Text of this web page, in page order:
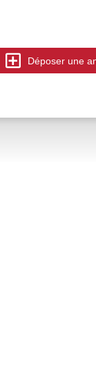
Déposer une